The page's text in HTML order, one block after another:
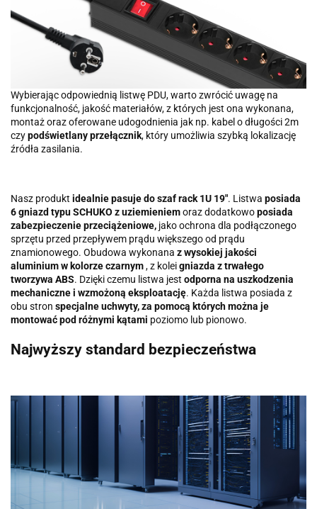
Wybierając odpowiednią listwę PDU, warto zwrócić uwagę na
funkcjonalność, jakość materiałów, z których jest ona wykonana,
montaż oraz oferowane udogodnienia jak np. kabel o długości 2m
czypodświetlany przełącznik, który umożliwia szybką lokalizację
źródła zasilania.
Nasz produkt idealnie pasuje do szaf rack 1U 19". Listwa posiada
6 gniazd typu SCHUKO z uziemieniemoraz dodatkowoposiada
zabezpieczenie przeciążeniowe, jako ochrona dla podłączonego
sprzętu przed przepływem prądu większego od prądu
znamionowego. Obudowa wykonana z wysokiej jakości
aluminium w kolorze czarnym, z koleigniazda z trwałego
tworzywa ABS. Dzięki czemu listwa jest odporna na uszkodzenia
mechaniczne i wzmożoną eksploatację. Każda listwa posiada z
obu stron specjalne uchwyty, za pomocą których można je
montować pod różnymi kątami poziomo lub pionowo.
Najwyższy standard bezpieczeństwa